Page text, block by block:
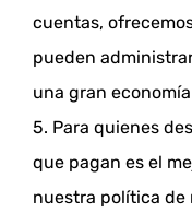
cuentas,
pueden
una gran
5. Para quienes
que pagan es el
nuestra política de